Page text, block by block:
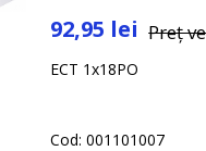
92,95 lei Preț
ECT 1x18PO
Cod: 001101007